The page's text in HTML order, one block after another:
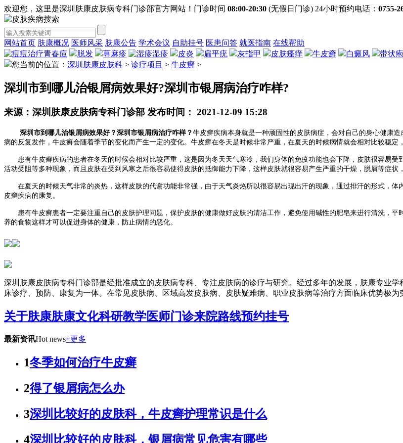
欢迎您，这里是深圳肤康皮肤病专科门诊部官方网站！ 门诊时间 08:00-20:30 (无假日门诊) 24小时预约电话： 0755-
网站首页 肤康概况 医师风采 肤康公告 学术会议 自助挂号 医患问答 就医指南 在线帮助
青春痘
脱发 荨麻疹 湿疹 皮炎 扁平疣 灰指甲 皮肤瘙痒 牛皮癣 白癜风
带状
您当前的位置： 深圳肤康皮肤科 > 诊疗项目 > 牛皮癣 >
深圳市到哪儿治银屑病效果好?深圳市银屑病治疗咋样?
来源：深圳肤康皮肤病专科门诊部 发布时间： 2021-12-09 15:28
深圳市到哪儿治银屑病效果好？深圳市银屑病治疗咋样？ 牛皮癣疾病本身就是一种顽固性的皮肤病症，会对自己的身心健康
病的反复发作，牛皮癣会随着季节的变化而产生一定的变化。牛皮癣在冬天是时候非常严重，在夏天的时候病情就会相对比较稳定
患有牛皮癣疾病的患者在冬天的时候会相对比较严重，这是因为冬天天气寒冷，我们身体的免疫功能也会下降，皮肤很容易受
活动受阻等多种现象，而且皮肤在受到风寒之后很容易使得皮肤的抵御能力下降，这样皮肤就很容易产生严重的干燥，脱屑等症状
在夏天的时候天气非常的炎热，这样皮肤的代谢功能非常强，由于天气炎热所以很容易出现出汗的现象，通过排汗的形式，体
皮癣疾病的康复。
患有牛皮癣患者一定要注重自己的皮肤护理问题，保护皮肤的健康做好皮肤的清洁工作，避免使用碱性的肥皂来进行清洗，平
养的食物这样才可以促进身体的健康，防止病情的恶化。
深圳肤康皮肤病专科门诊部是经批准成立的皮肤病专科、专注皮肤病的诊疗与研究。经过多年的发展，肤康专业
床诊疗、预防、康复为一体。在常见皮肤病、区域高发皮肤病、皮肤疑难病、职业皮肤病等治疗方面临床优势极为
关于肤康肤康文化科研教学医师门诊来院路线预约挂号
最新资讯Hot news+更多
1冬季如何治疗牛皮癣
2得了银屑病怎么办
3深圳比较好的皮肤科，牛皮癣护理常识是什么
4深圳比较好的皮肤科，银屑病常见危害有哪些